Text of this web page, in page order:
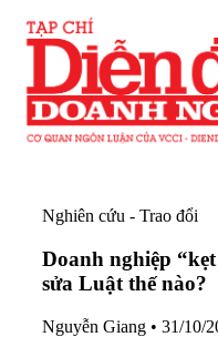
Nghiên cứu - Trao đổi
Doanh nghiệp
sửa Luật thế nào?
Nguyễn Giang • 31/10/